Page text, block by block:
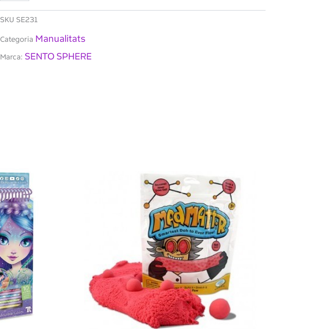
Senteurs
SKU SE231
Categoria Manualitats
Marca: SENTO SPHERE